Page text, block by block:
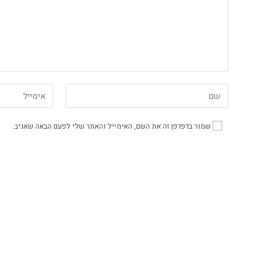
שמור בדפדפן זה את השם, האימייל והאתר שלי לפעם הבאה שאגיב.